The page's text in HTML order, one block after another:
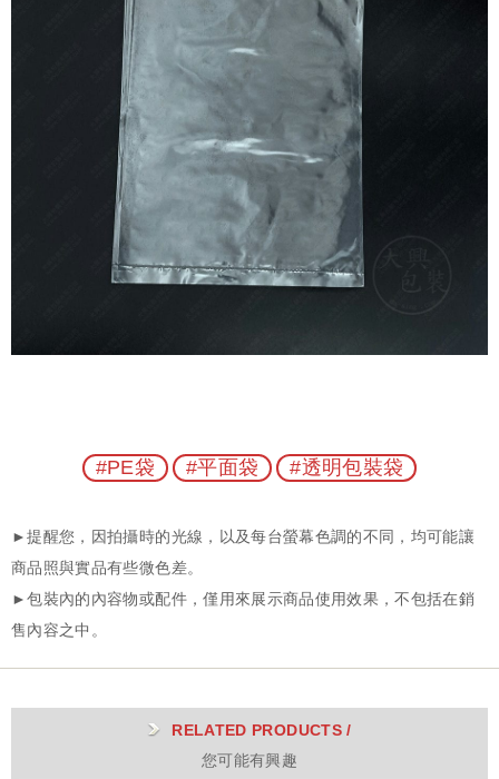
#PE袋 #平面袋 #透明包裝袋
RELATED PRODUCTS /
您可能有興趣